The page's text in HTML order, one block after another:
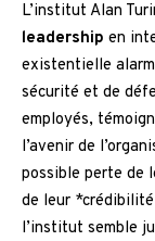
L’institut Alan
leadership en
existentielle
sécurité et de
employés,
l’avenir de
possible perte de
de leur
l’institut semble